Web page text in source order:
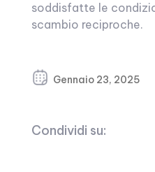
soddisfatte le
scambio reciproche.
Gennaio 23, 2025
Condividi su: